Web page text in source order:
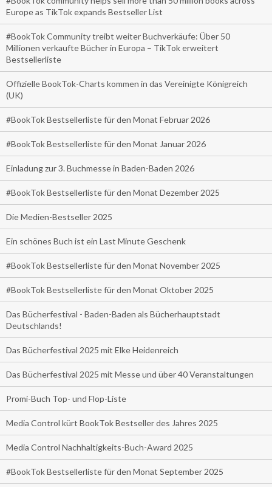
Europe as TikTok expands Bestseller List
#BookTok Community treibt weiter Buchverkäufe: Über 50
Millionen verkaufte Bücher in Europa – TikTok erweitert
Bestsellerliste
Offizielle BookTok-Charts kommen in das Vereinigte Königreich
(UK)
#BookTok Bestsellerliste für den Monat Februar 2026
#BookTok Bestsellerliste für den Monat Januar 2026
Einladung zur 3. Buchmesse in Baden-Baden 2026
#BookTok Bestsellerliste für den Monat Dezember 2025
Die Medien-Bestseller 2025
Ein schönes Buch ist ein Last Minute Geschenk
#BookTok Bestsellerliste für den Monat November 2025
#BookTok Bestsellerliste für den Monat Oktober 2025
Das Bücherfestival - Baden-Baden als Bücherhauptstadt
Deutschlands!
Das Bücherfestival 2025 mit Elke Heidenreich
Das Bücherfestival 2025 mit Messe und über 40 Veranstaltungen
Promi-Buch Top- und Flop-Liste
Media Control kürt BookTok Bestseller des Jahres 2025
Media Control Nachhaltigkeits-Buch-Award 2025
#BookTok Bestsellerliste für den Monat September 2025